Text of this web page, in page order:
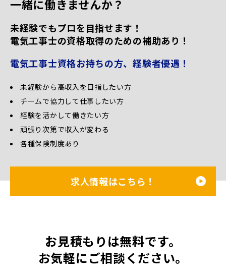
一緒に働きませんか？
未経験でもプロを目指せます！
電気工事士の資格取得のための補助あり！
電気工事士資格お持ちの方、経験者優遇！
未経験から高収入を目指したい方
チームで協力して仕事したい方
経験を活かして働きたい方
頑張り次第で収入が変わる
各種保険制度あり
求人情報はこちら！
お見積もりは無料です。
お気軽にご相談ください。